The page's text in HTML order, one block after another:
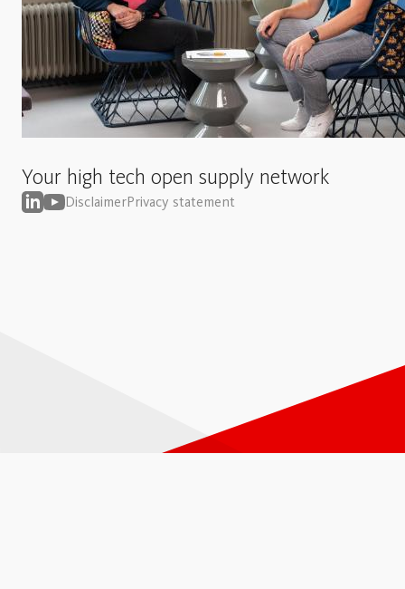
Your high tech open supply network
DisclaimerPrivacy statement